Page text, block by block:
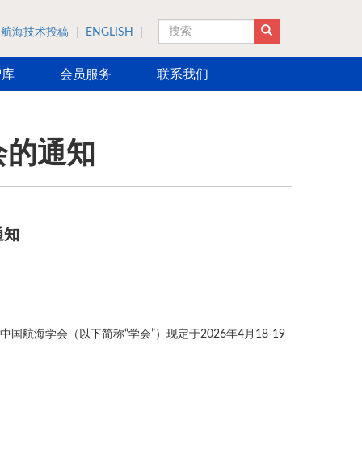
航海技术投稿 ENGLISH
搜索
会员服务 联系我们
通知
国航海学会（以下简称“学会”）现定于2026年4月18-19